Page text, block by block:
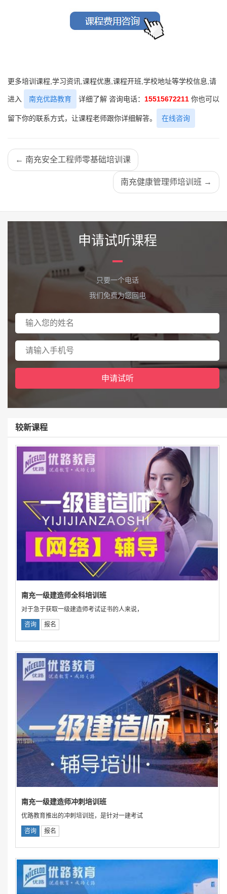
更多培训课程,学习资讯,课程优惠,课程开班,学校地址等学校信息,请
进入 南充优路教育 详细了解 咨询电话： 15515672211 你也可以
留下你的联系方式，让课程老师跟你详细解答。 在线咨询
← 南充安全工程师零基础培训课
南充健康管理师培训班 →
申请试听课程
只要一个电话
我们免费为您回电
较新课程
南充一级建造师全科培训班
对于急于获取一级建造师考试证书的人来说，
咨询 报名
南充一级建造师冲刺培训班
优路教育推出的冲刺培训班，是针对一建考试
咨询 报名